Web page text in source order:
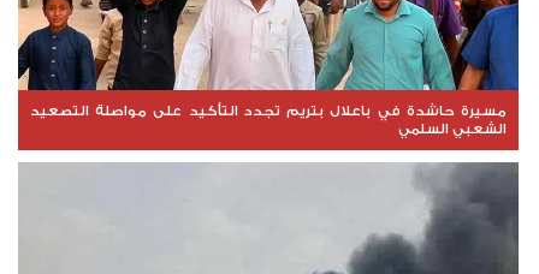
مسيرة حاشدة في باعلال بتريم تجدد التأكيد على مواصلة التصعيد
الشعبي السلمي